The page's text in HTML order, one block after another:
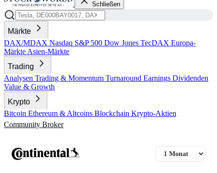
Schließen
Märkte
DAX/MDAX Nasdaq S&P 500 Dow Jones TecDAX Europa-
Märkte Asien-Märkte
Trading
Analysen Trading & Momentum Turnaround Earnings Dividenden
Value & Growth
Krypto
Bitcoin Ethereum & Altcoins Blockchain Krypto-Aktien
Community Broker